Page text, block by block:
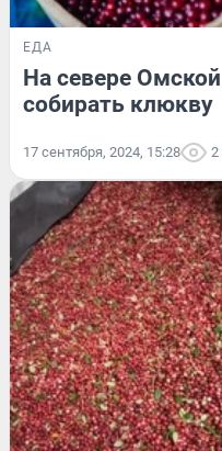
ЕДА
На севере
собирать клюкву
17 сентября, 2024, 15:28 2